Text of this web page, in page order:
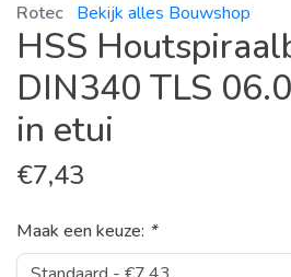
Rotec Bekijk alles Bouwshop
HSS
DIN340 TLS
in etui
€7,43
Maak een keuze: *